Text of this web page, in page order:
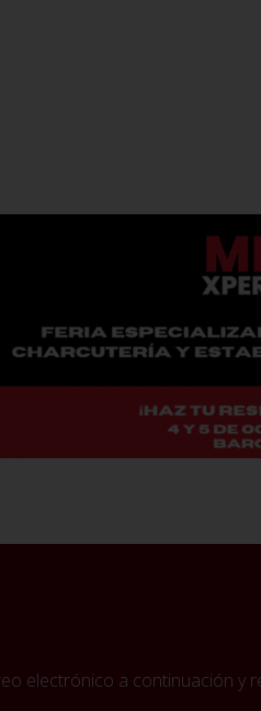
electrónico a continuación y